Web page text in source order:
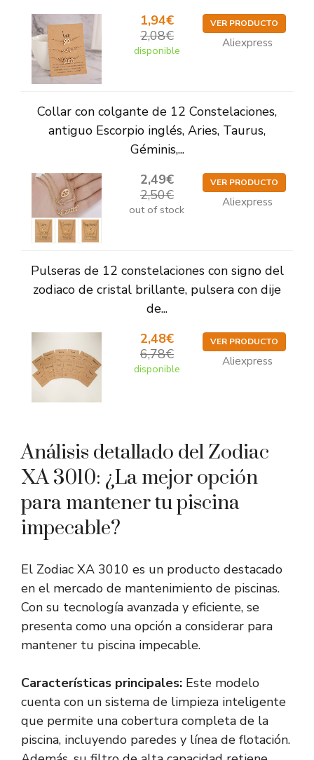
1,94€
2,08€
disponible
VER PRODUCTO
Aliexpress
Collar con colgante de 12 Constelaciones,
antiguo Escorpio inglés, Aries, Taurus,
Géminis,...
2,49€
2,50€
out of stock
VER PRODUCTO
Aliexpress
Pulseras de 12 constelaciones con signo del
zodiaco de cristal brillante, pulsera con dije
de...
2,48€
6,78€
disponible
VER PRODUCTO
Aliexpress
Análisis detallado del Zodiac
XA 3010: ¿La mejor opción
para mantener tu piscina
impecable?
El Zodiac XA 3010 es un producto destacado
en el mercado de mantenimiento de piscinas.
Con su tecnología avanzada y eficiente, se
presenta como una opción a considerar para
mantener tu piscina impecable.
Características principales: Este modelo
cuenta con un sistema de limpieza inteligente
que permite una cobertura completa de la
piscina, incluyendo paredes y línea de flotación.